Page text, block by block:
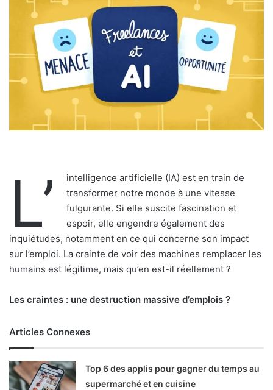
L’
intelligence artificielle (IA) est en train de
transformer notre monde à une vitesse
fulgurante. Si elle suscite fascination et
espoir, elle engendre également des
inquiétudes, notamment en ce qui concerne son impact
sur l’emploi. La crainte de voir des machines remplacer les
humains est légitime, mais qu’en est-il réellement ?
Les craintes : une destruction massive d’emplois ?
Articles Connexes
Top 6 des applis pour gagner du temps au
supermarché et en cuisine